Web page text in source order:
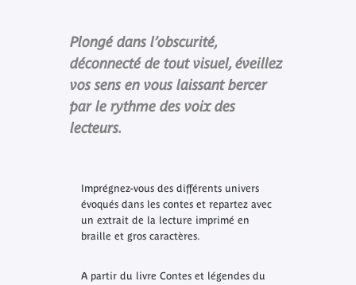
Plongé dans l’obscurité,
déconnecté de tout visuel, éveillez
vos sens en vous laissant bercer
par le rythme des voix des
lecteurs.
Imprégnez-vous des différents univers
évoqués dans les contes et repartez avec
un extrait de la lecture imprimé en
braille et gros caractères.
A partir du livre Contes et légendes du